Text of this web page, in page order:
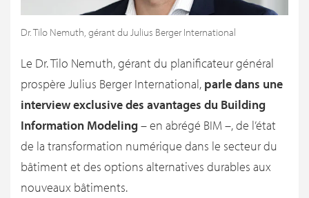
Dr. Tilo Nemuth, gérant du Julius Berger International
Le Dr. Tilo Nemuth, gérant du planificateur général
prospère Julius Berger International, parle dans une
interview exclusive des avantages du Building
Information Modeling– en abrégé BIM –, de l’état
de la transformation numérique dans le secteur du
bâtiment et des options alternatives durables aux
nouveaux bâtiments.